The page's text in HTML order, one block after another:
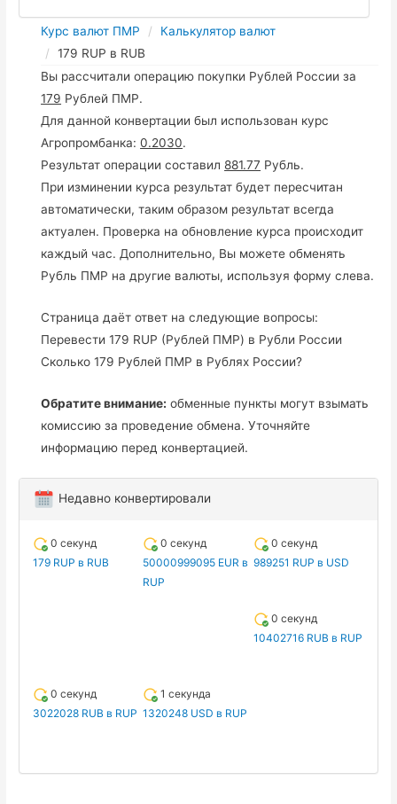
Курс валют ПМР
Калькулятор валют
179 RUP в RUB
Вы рассчитали операцию покупки Рублей России за
179 Рублей ПМР.
Для данной конвертации был использован курс
Агропромбанка:0.2030.
Результат операции составил 881.77 Рубль.
При изминении курса результат будет пересчитан
автоматически, таким образом результат всегда
актуален. Проверка на обновление курса происходит
каждый час. Дополнительно, Вы можете обменять
Рубль ПМР на другие валюты, используя форму слева.
Страница даёт ответ на следующие вопросы:
Перевести 179 RUP (Рублей ПМР) в Рубли России
Сколько 179 Рублей ПМР в Рублях России?
Обратите внимание: обменные пункты могут взымать
комиссию за проведение обмена. Уточняйте
информацию перед конвертацией.
Недавно конвертировали
0 секунд
179 RUP в RUB
0 секунд
50000999095 EUR в
RUP
0 секунд
989251 RUP в USD
0 секунд
10402716 RUB в RUP
0 секунд
3022028 RUB в RUP
1 секунда
1320248 USD в RUP